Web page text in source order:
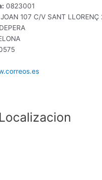
0823001
107 C/V SANT LLORENÇ